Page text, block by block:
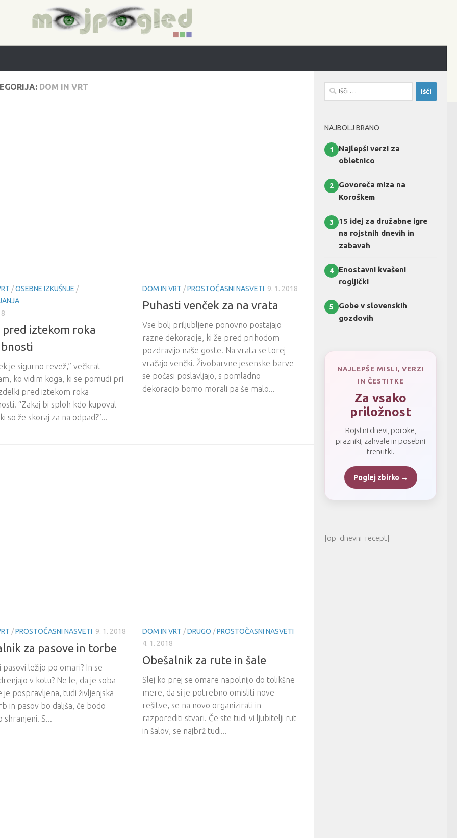
DOM IN VRT
/OSEBNE IZKUŠNJE /
pred iztekom roka
je sigurno revež,” večkrat
ko vidim koga, ki se pomudi pri
pred iztekom roka
“Zakaj bi sploh kdo kupoval
so že skoraj za na odpad?”...
DOM IN VRT /PROSTOČASNI NASVETI 9. 1. 2018
Puhasti venček za na vrata
Vse bolj priljubljene ponovno postajajo
razne dekoracije, ki že pred prihodom
pozdravijo naše goste. Na vrata se torej
vračajo venčki. Živobarvne jesenske barve
se počasi poslavljajo, s pomladno
dekoracijo bomo morali pa še malo...
/PROSTOČASNI NASVETI 9. 1. 2018
za pasove in torbe
pasovi ležijo po omari? In se
v kotu? Ne le, da je soba
je pospravljena, tudi življenjska
in pasov bo daljša, če bodo
shranjeni. S...
DOM IN VRT /DRUGO /PROSTOČASNI NASVETI
4. 1. 2018
Obešalnik za rute in šale
Slej ko prej se omare napolnijo do tolikšne
mere, da si je potrebno omisliti nove
rešitve, se na novo organizirati in
razporediti stvari. Če ste tudi vi ljubitelji rut
in šalov, se najbrž tudi...
Išči:
NAJBOLJ BRANO
1
Najlepši verzi za
obletnico
2
Govoreča miza na
Koroškem
3
15 idej za družabne igre
na rojstnih dnevih in
zabavah
4
Enostavni kvašeni
rogljički
5
Gobe v slovenskih
gozdovih
NAJLEPŠE MISLI, VERZI
IN ČESTITKE
Za vsako
priložnost
Rojstni dnevi, poroke,
prazniki, zahvale in posebni
trenutki.
Poglej zbirko →
[op_dnevni_recept]